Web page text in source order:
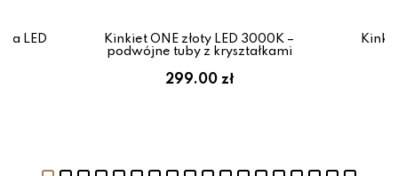
LED
Kinkiet ONE złoty LED 3000K –
podwójne tuby z kryształkami
299.00 zł